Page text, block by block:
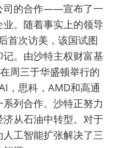
司的合作——宣布了一
。随着事实上的领导
首次访美，该国试图
。由沙特主权财富基
周三于华盛顿举行的
，思科，AMD和高通
列合作。沙特正努力
从石油中转型。对于
工智能扩张解决了三